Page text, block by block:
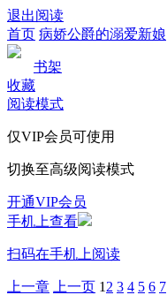
退出阅读
首页 病娇公爵的溺爱新娘
书架
收藏
阅读模式
仅VIP会员可使用
切换至高级阅读模式
开通VIP会员
手机上查看
扫码在手机上阅读
上一章 上一页 1 2 3 4 5 6 7